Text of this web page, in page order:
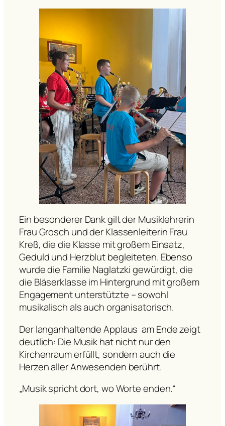
Ein besonderer Dank gilt der Musiklehrerin
Frau Grosch und der Klassenleiterin Frau
Kreß, die die Klasse mit großem Einsatz,
Geduld und Herzblut begleiteten. Ebenso
wurde die Familie Naglatzki gewürdigt, die
die Bläserklasse im Hintergrund mit großem
Engagement unterstützte – sowohl
musikalisch als auch organisatorisch.
Der langanhaltende Applaus am Ende zeigt
deutlich: Die Musik hat nicht nur den
Kirchenraum erfüllt, sondern auch die
Herzen aller Anwesenden berührt.
„Musik spricht dort, wo Worte enden.“